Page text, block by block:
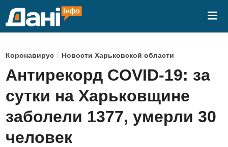
О
п
у
б
л
и
к
Коронавирус / Новости Харьковской области
Антирекорд СOVID-19: за
сутки на Харьковщине
заболели 1377, умерли 30
человек